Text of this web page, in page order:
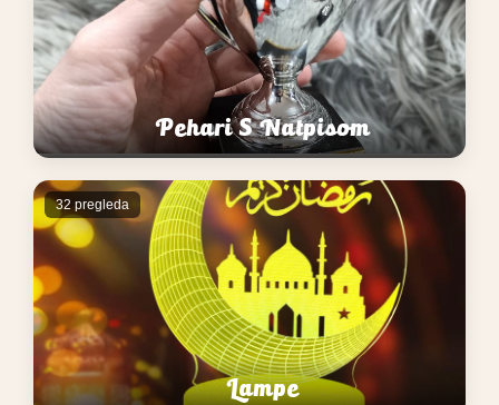
Pehari S Natpisom
32 pregleda
Lampe